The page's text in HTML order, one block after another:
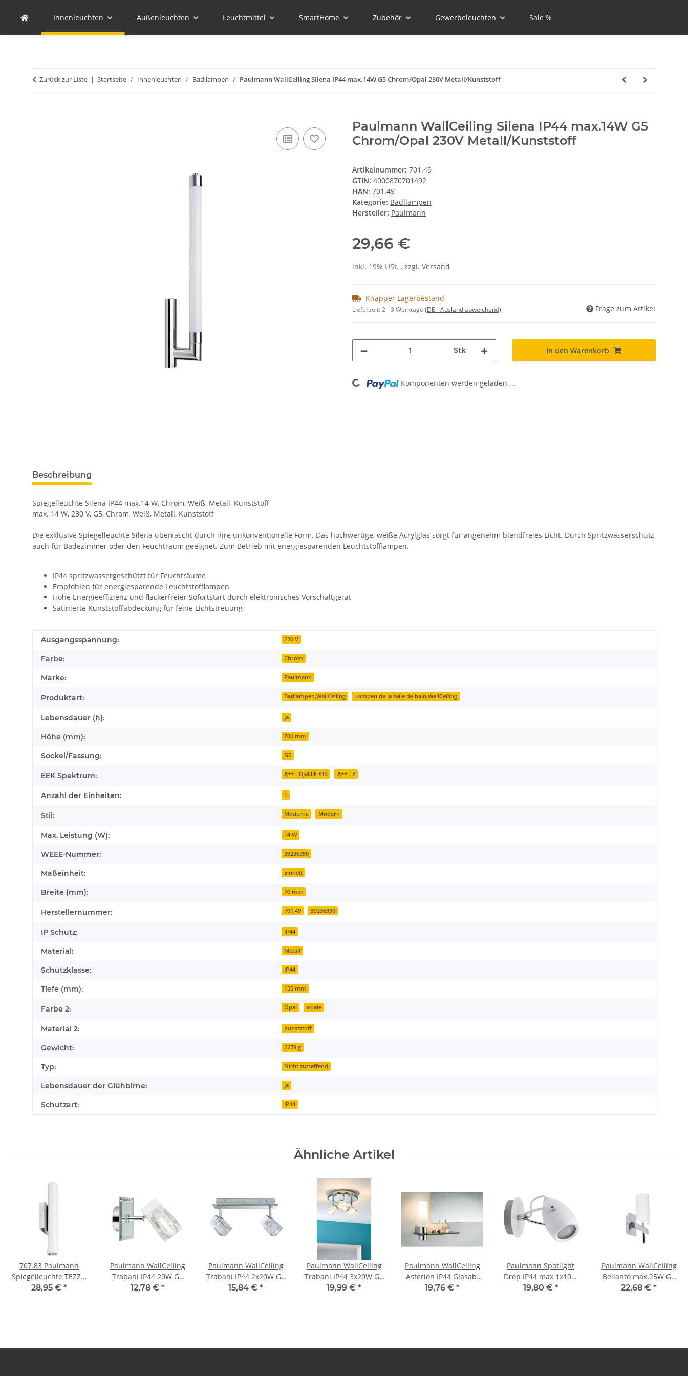
Innenleuchten Außenleuchten Leuchtmittel SmartHome Zubehör Gewerbeleuchten Sale %
Zurück zur Liste Startseite Innenleuchten Badllampen Paulmann WallCeiling Silena IP44 max.14W G5 Chrom/Opal 230V Metall/Kunststoff
Paulmann WallCeiling Silena IP44 max.14W G5
Chrom/Opal 230V Metall/Kunststoff
Artikelnummer: 701.49
GTIN: 4000870701492
HAN: 701.49
Kategorie: Badllampen
Hersteller: Paulmann
29,66 €
inkl. 19% USt. , zzgl. Versand
Knapper Lagerbestand
Lieferzeit:2 - 3 Werktage (DE - Ausland abweichend) Frage zum Artikel
Stk In den Warenkorb
Loading... Komponenten werden geladen ...
Beschreibung
Spiegelleuchte Silena IP44 max.14 W, Chrom, Weiß, Metall, Kunststoff
max. 14 W, 230 V, G5, Chrom, Weiß, Metall, Kunststoff
Die exklusive Spiegelleuchte Silena überrascht durch ihre unkonventionelle Form. Das hochwertige, weiße Acrylglas sorgt für angenehm blendfreies Licht. Durch Spritzwasserschutz
auch für Badezimmer oder den Feuchtraum geeignet. Zum Betrieb mit energiesparenden Leuchtstofflampen.
IP44 spritzwassergeschützt für Feuchträume
Empfohlen für energiesparende Leuchtstofflampen
Hohe Energieeffizienz und flackerfreier Sofortstart durch elektronisches Vorschaltgerät
Satinierte Kunststoffabdeckung für feine Lichtstreuung
Produkteigenschaft
Wert
Ausgangsspannung: 230 V
Farbe: Chrom
Marke: Paulmann
Produktart: Badlampen,WallCeiling Lampen de la salle de bain,WallCeiling
Lebensdauer (h): Ja
Höhe (mm): 700 mm
Sockel/Fassung: G5
EEK Spektrum: A++ - DJaLLE E14 A++ - E
Anzahl der Einheiten: 1
Stil: Moderne Modern
Max. Leistung (W): 14 W
WEEE-Nummer: 39236390
Maßeinheit: Einheit
Breite (mm): 70 mm
Herstellernummer: 701,49 39236390
IP Schutz: IP44
Material: Metall
Schutzklasse: IP44
Tiefe (mm): 135 mm
Farbe 2: Opal opale
Material 2: Kunststoff
Gewicht: 2278 g
Typ: Nicht zutreffend
Lebensdauer der Glühbirne: Ja
Schutzart: IP44
Ähnliche Artikel
707.83 Paulmann
Spiegelleuchte TEZZO
Badleuchte rund LED
28,95 € *
Paulmann WallCeiling
Trabani IP44 20W G9
Chrom/Transparent
12,78 € *
Paulmann WallCeiling
Trabani IP44 2x20W G9
Chrom/Transparent
15,84 € *
Paulmann WallCeiling
Trabani IP44 3x20W G9
Chrom/Transparent
19,99 € *
Paulmann WallCeiling
Asterion IP44 Glasab.
LED 4,5W 425mm
19,76 € *
Paulmann Spotlight
Drop IP44 max 1x10W
GU10 Weiß/Chrom 230V
19,80 € *
Paulmann WallCeiling
Bellanto max.25W G9
Chrom/Opal 230V
22,68 € *